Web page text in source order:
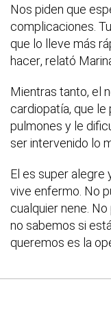
Nos piden que
complicaciones.
que lo lleve más
hacer, relató
Mientras tanto, el
cardiopatía, que
pulmones y le
ser intervenido lo
El es super
vive enfermo. No
cualquier nene.
no sabemos si
queremos es la